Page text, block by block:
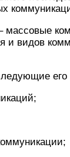
и видов
его